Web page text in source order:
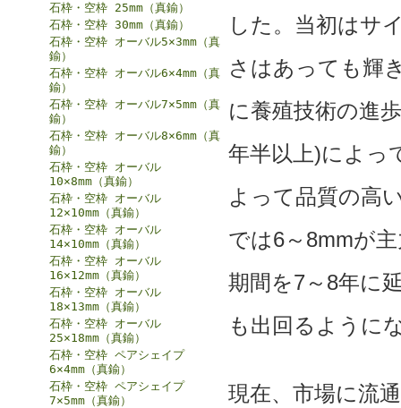
石枠・空枠 25mm（真鍮）
石枠・空枠 30mm（真鍮）
石枠・空枠 オーバル5×3mm（真
鍮）
石枠・空枠 オーバル6×4mm（真
鍮）
石枠・空枠 オーバル7×5mm（真
鍮）
石枠・空枠 オーバル8×6mm（真
鍮）
石枠・空枠 オーバル
10×8mm（真鍮）
石枠・空枠 オーバル
12×10mm（真鍮）
石枠・空枠 オーバル
14×10mm（真鍮）
石枠・空枠 オーバル
16×12mm（真鍮）
石枠・空枠 オーバル
18×13mm（真鍮）
石枠・空枠 オーバル
25×18mm（真鍮）
石枠・空枠 ペアシェイプ
6×4mm（真鍮）
石枠・空枠 ペアシェイプ
7×5mm（真鍮）
した。当初はサ
さはあっても輝
に養殖技術の進
年半以上)によっ
よって品質の高
では6～8mmが
期間を7～8年に
も出回るように
現在、市場に流